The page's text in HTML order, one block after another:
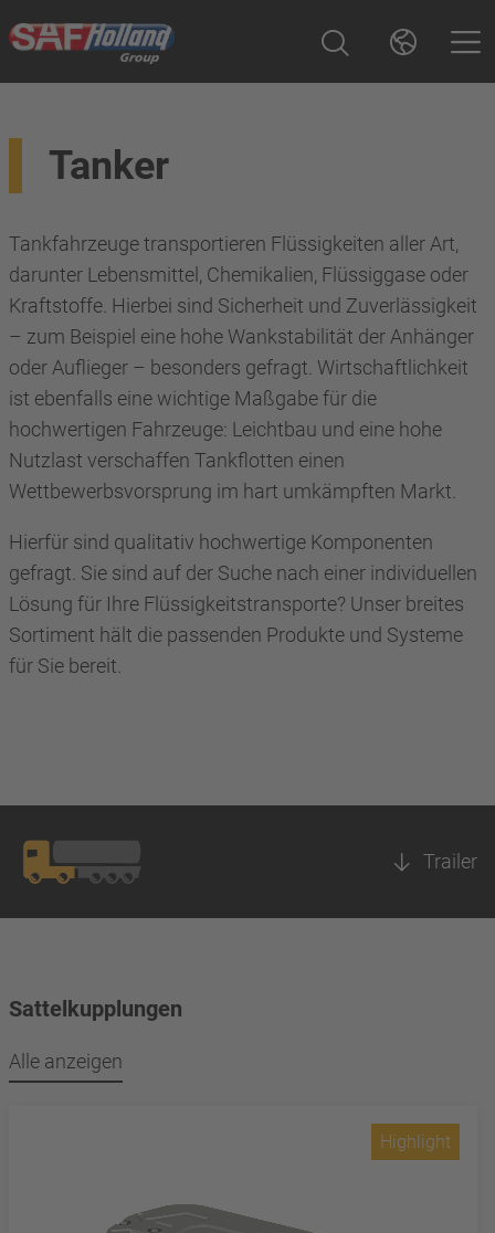
Tanker
Tankfahrzeuge transportieren Flüssigkeiten aller Art,
darunter Lebensmittel, Chemikalien, Flüssiggase oder
Kraftstoffe. Hierbei sind Sicherheit und Zuverlässigkeit
– zum Beispiel eine hohe Wankstabilität der Anhänger
oder Auflieger – besonders gefragt. Wirtschaftlichkeit
ist ebenfalls eine wichtige Maßgabe für die
hochwertigen Fahrzeuge: Leichtbau und eine hohe
Nutzlast verschaffen Tankflotten einen
Wettbewerbsvorsprung im hart umkämpften Markt.
Hierfür sind qualitativ hochwertige Komponenten
gefragt. Sie sind auf der Suche nach einer individuellen
Lösung für Ihre Flüssigkeitstransporte? Unser breites
Sortiment hält die passenden Produkte und Systeme
für Sie bereit.
Trailer
Sattelkupplungen
Alle anzeigen
Highlight